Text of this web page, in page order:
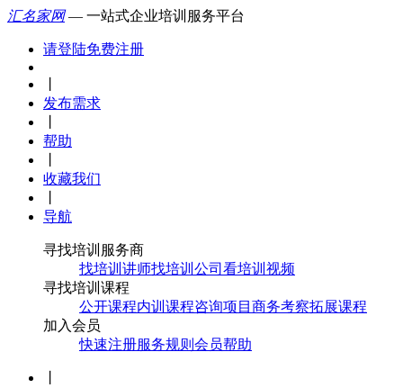
汇名家网— 一站式企业培训服务平台
请登陆免费注册
发布需求
帮助
收藏我们
导航
寻找培训服务商
找培训讲师找培训公司 看培训视频
寻找培训课程
公开课程内训课程咨询项目 商务考察拓展课程
加入会员
快速注册服务规则 会员帮助